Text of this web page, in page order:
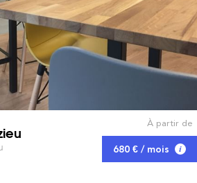
À partir de
680 € / mois